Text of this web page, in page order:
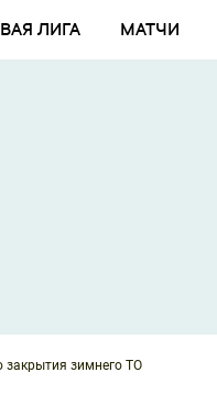
ЛИГА МАТЧИ
закрытия зимнего ТО